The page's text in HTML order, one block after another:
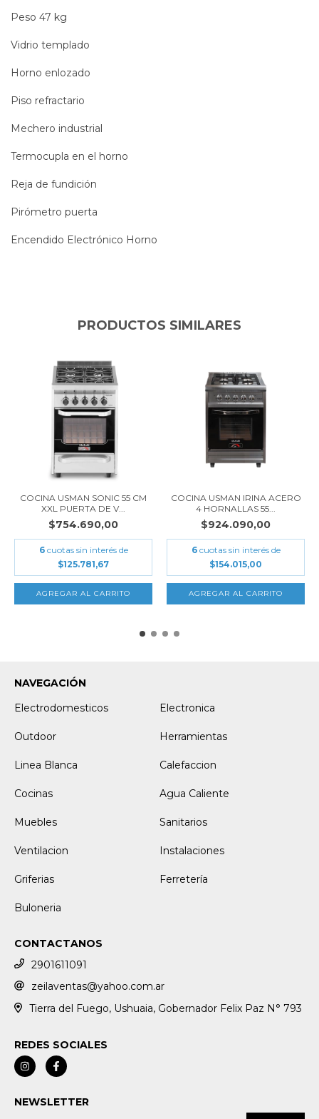
Peso 47 kg
Vidrio templado
Horno enlozado
Piso refractario
Mechero industrial
Termocupla en el horno
Reja de fundición
Pirómetro puerta
Encendido Electrónico Horno
PRODUCTOS SIMILARES
COCINA USMAN SONIC 55 CM
XXL PUERTA DE V...
$754.690,00
6 cuotas sin interés de
$125.781,67
COCINA USMAN IRINA ACERO
4 HORNALLAS 55...
$924.090,00
6 cuotas sin interés de
$154.015,00
NAVEGACIÓN
Electrodomesticos
Electronica
Outdoor Herramientas
Linea Blanca Calefaccion
Cocinas Agua Caliente
Muebles Sanitarios
Ventilacion Instalaciones
Griferias Ferretería
Buloneria
CONTACTANOS
2901611091
zeilaventas@yahoo.com.ar
Tierra del Fuego, Ushuaia, Gobernador Felix Paz N° 793
REDES SOCIALES
NEWSLETTER